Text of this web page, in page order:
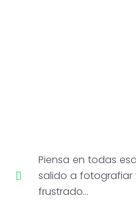
Piensa en todas
salido a fotografiar
frustrado...